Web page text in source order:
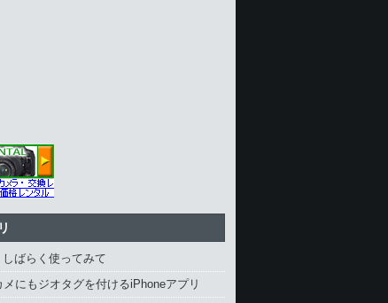
しばらく使ってみて
メにもジオタグを付けるiPhoneアプリ